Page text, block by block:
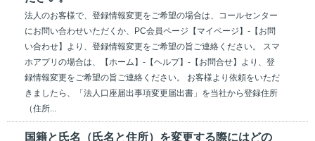
法人のお客様で、登録情報変更をご希望の場合は、コールセンター
にお問い合わせいただくか、PC会員ページ【マイページ】-【お問
い合わせ】より、登録情報変更をご希望の旨ご連絡ください。 スマ
ホアプリの場合は、【ホーム】-【ヘルプ】-【お問合せ】より、登
録情報変更をご希望の旨ご連絡ください。 お客様より依頼をいただ
きましたら、「法人口座届出事項変更届出書」を当社から登録住所
（住所...
国籍と氏名（氏名と住所）を変更する際にはどの